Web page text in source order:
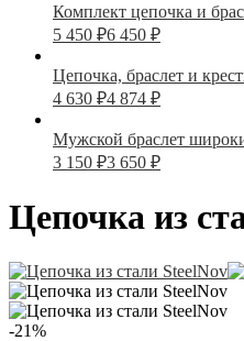
Комплект цепочка и
5 450 ₽6 450 ₽
Цепочка, браслет и
4 630 ₽4 874 ₽
Мужской браслет
3 150 ₽3 650 ₽
Цепочка из
-21%